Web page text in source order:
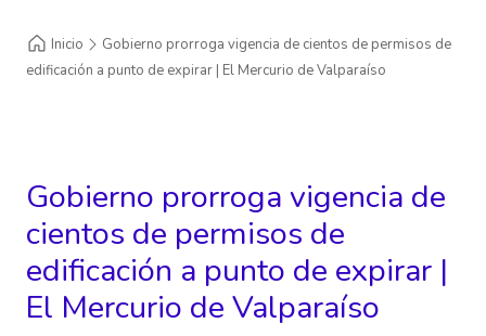
Inicio
Gobierno prorroga vigencia de cientos de permisos de
edificación a punto de expirar | El Mercurio de Valparaíso
Gobierno prorroga vigencia de
cientos de permisos de
edificación a punto de expirar |
El Mercurio de Valparaíso